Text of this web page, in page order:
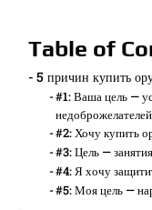
Table of
5 причин купить
#1: Ваша цель —
#2: Хочу купить
#3: Цель —
#4: Я хочу
#5: Моя цель —